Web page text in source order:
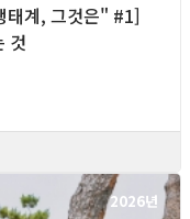
태계, 그것은" #1]
것
2026년